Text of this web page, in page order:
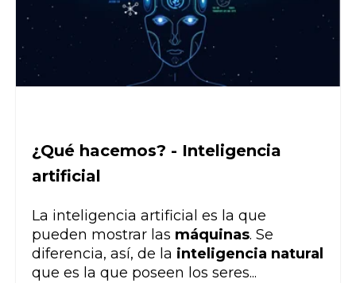
¿Qué hacemos? - Inteligencia
artificial
La inteligencia artificial es la que
pueden mostrar las máquinas. Se
diferencia, así, de la inteligencia natural
que es la que poseen los seres...